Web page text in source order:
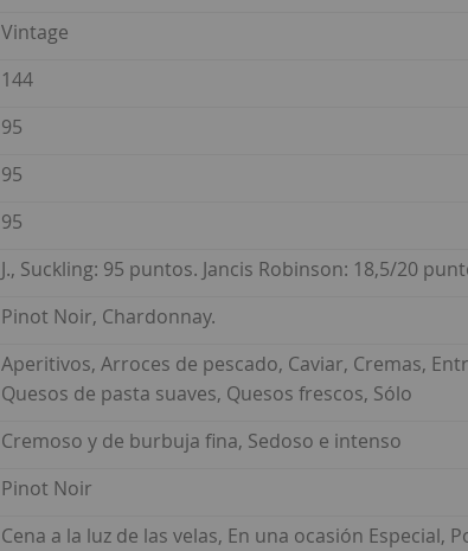
Vintage
144
95
95
95
J., Suckling: 95 puntos. Jancis Robinson: 18,5/20
Pinot Noir, Chardonnay.
Aperitivos, Arroces de pescado, Caviar, Cremas,
Quesos de pasta suaves, Quesos frescos, Sólo
Cremoso y de burbuja fina, Sedoso e intenso
Pinot Noir
Cena a la luz de las velas, En una ocasión